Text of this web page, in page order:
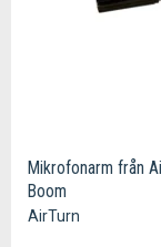
Mikrofonarm från
Boom
AirTurn